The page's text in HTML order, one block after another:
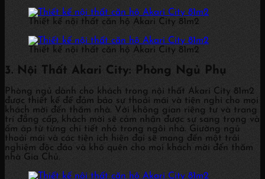
Thiết kế nội thất căn hộ Akari City 81m2
Thiết kế nội thất căn hộ Akari City 81m2
3. Nội Thất Akari City: Phòng Ngủ Phụ
Phòng ngủ dành cho khách trong nội thất Akari City 81m2
được thiết kế để đảm bảo sự thoải mái và tiện nghi cho mọi
khách mời đến thăm nhà. Với không gian riêng tư và trang
trí đẳng cấp, khách mời sẽ cảm nhận được sự sang trọng và
ấm áp từ từng chi tiết nhỏ trong ngôi nhà. Giường ngủ
thoải mái và các tiện ích hiện đại sẽ mang đến một trải
nghiệm độc đáo và khó quên cho mọi khách mời đến thăm
nhà Gia Chủ.